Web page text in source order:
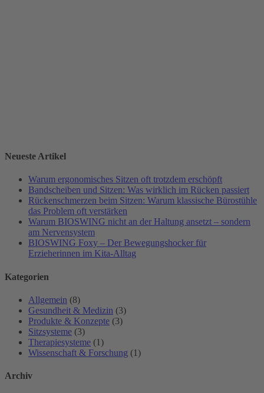
Neueste Artikel
Warum ergonomisches Sitzen oft trotzdem erschöpft
Bandscheiben und Sitzen: Was wirklich im Rücken passiert
Rückenschmerzen beim Sitzen: Warum klassische Bürostühle
das Problem oft verstärken
Warum BIOSWING nicht an der Haltung ansetzt – sondern
am Nervensystem
BIOSWING Foxy – Der Bewegungshocker für
Erzieherinnen im Kita-Alltag
Kategorien
Allgemein (8)
Gesundheit & Medizin (3)
Produkte & Konzepte (3)
Sitzsysteme (3)
Therapiesysteme (1)
Wissenschaft & Forschung (1)
Archiv